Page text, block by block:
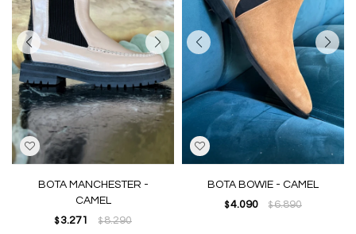
BOTA MANCHESTER -
CAMEL
$ 3.271 $8.290
BOTA BOWIE - CAMEL
$ 4.090 $6.890